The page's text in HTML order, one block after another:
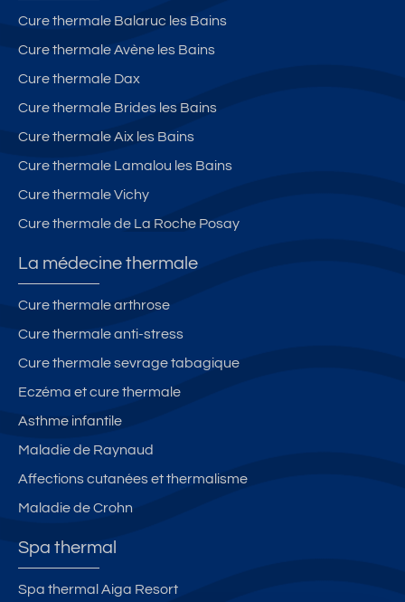
Cure thermale Balaruc les Bains
Cure thermale Avène les Bains
Cure thermale Dax
Cure thermale Brides les Bains
Cure thermale Aix les Bains
Cure thermale Lamalou les Bains
Cure thermale Vichy
Cure thermale de La Roche Posay
La médecine thermale
Cure thermale arthrose
Cure thermale anti-stress
Cure thermale sevrage tabagique
Eczéma et cure thermale
Asthme infantile
Maladie de Raynaud
Affections cutanées et thermalisme
Maladie de Crohn
Spa thermal
Spa thermal Aiga Resort